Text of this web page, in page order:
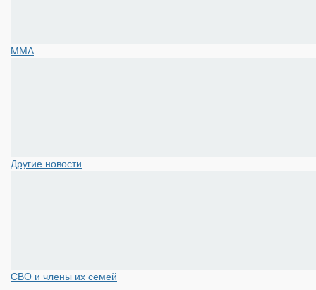
ММА
Другие новости
СВО и члены их семей